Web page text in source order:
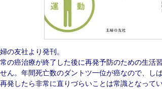
友社より発刊。
癌治療が終了した後に再発予防のための生活
ん。年間死亡数のダントツ一位が癌なので、し
発したら非常に直りづらいことは常識となって